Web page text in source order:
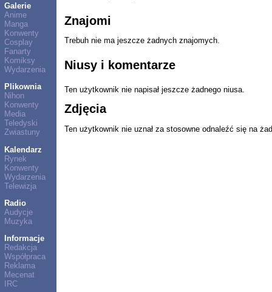
Galerie
Anime
Manga
Konwenty
Cosplay
Fanarty
Komiksy
Wydarzenia
Plikownia
Nihon
Konwenty
Media
Teledyski
Zwiastuny
Kalendarz
Rynek
Konwenty
Wydarzenia
Telewizja
Radio
Audycje
Muzyka
Informacje
Redakcja
Współpraca
Reklama
Mecenat
IRC
Znajomi
Trebuh nie ma jeszcze żadnych znajomych.
Niusy i komentarze
Ten użytkownik nie napisał jeszcze żadnego niusa.
Zdjęcia
Ten użytkownik nie uznał za stosowne odnaleźć się na